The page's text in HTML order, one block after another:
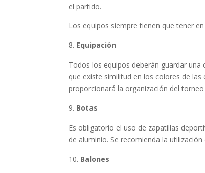
el partido.
Los equipos siempre tienen que tener
Equipación
Todos los equipos deberán guardar
que existe similitud en los colores de
proporcionará la organización del torneo
Botas
Es obligatorio el uso de zapatillas
de aluminio. Se recomienda la utilización
Balones